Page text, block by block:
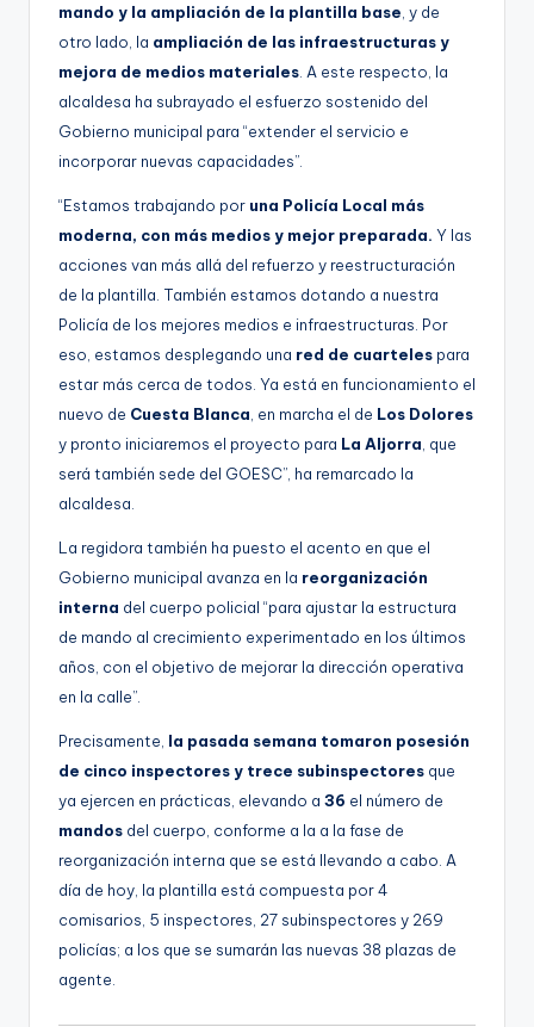
mando y la ampliación de la plantilla base , y de
otro lado, la ampliación de las infraestructuras y
mejora de medios materiales . A este respecto, la
alcaldesa ha subrayado el esfuerzo sostenido del
Gobierno municipal para “extender el servicio e
incorporar nuevas capacidades”.
“Estamos trabajando por una Policía Local más
moderna, con más medios y mejor preparada. Y las
acciones van más allá del refuerzo y reestructuración
de la plantilla. También estamos dotando a nuestra
Policía de los mejores medios e infraestructuras. Por
eso, estamos desplegando una red de cuarteles para
estar más cerca de todos. Ya está en funcionamiento el
nuevo de Cuesta Blanca , en marcha el de Los Dolores
y pronto iniciaremos el proyecto para La Aljorra , que
será también sede del GOESC”, ha remarcado la
alcaldesa.
La regidora también ha puesto el acento en que el
Gobierno municipal avanza en la reorganización
interna del cuerpo policial “para ajustar la estructura
de mando al crecimiento experimentado en los últimos
años, con el objetivo de mejorar la dirección operativa
en la calle”.
Precisamente, la pasada semana tomaron posesión
de cinco inspectores y trece subinspectores que
ya ejercen en prácticas, elevando a 36 el número de
mandos del cuerpo, conforme a la a la fase de
reorganización interna que se está llevando a cabo. A
día de hoy, la plantilla está compuesta por 4
comisarios, 5 inspectores, 27 subinspectores y 269
policías; a los que se sumarán las nuevas 38 plazas de
agente.